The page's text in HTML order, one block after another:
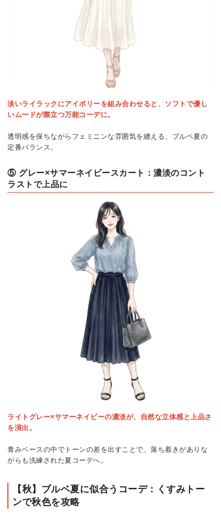
淡いライラックにアイボリーを組み合わせると、ソフトで優し
いムードが際立つ万能コーデに。
透明感を保ちながらフェミニンな雰囲気を纏える、ブルベ夏の
定番バランス。
⑤ グレー×サマーネイビースカート：濃淡のコント
ラストで上品に
ライトグレー×サマーネイビーの濃淡が、自然な立体感と上品さ
を演出。
青みベースの中でトーンの差を出すことで、落ち着きがありな
がらも洗練された夏コーデへ。
【秋】ブルベ夏に似合うコーデ：くすみトー
ンで秋色を攻略